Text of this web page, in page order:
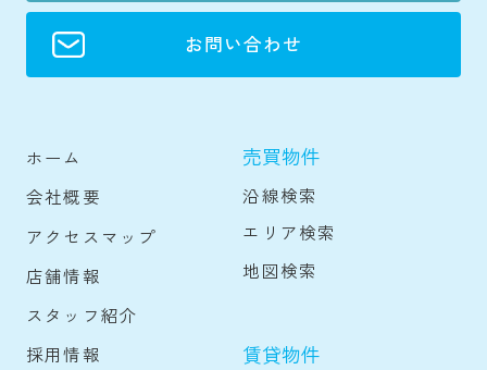
お問い合わせ
ホーム
会社概要
アクセスマップ
店舗情報
スタッフ紹介
採用情報
売買物件
沿線検索
エリア検索
地図検索
賃貸物件